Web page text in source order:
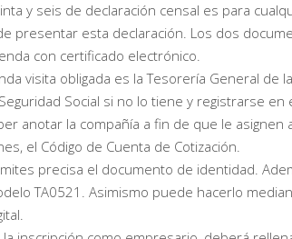
y seis de declaración censal es para
presentar esta declaración. Los dos
con certificado electrónico.
visita obligada es la Tesorería General de
Social si no lo tiene y registrarse
anotar la compañía a fin de que le
el Código de Cuenta de Cotización.
precisa el documento de identidad.
TA0521. Asimismo puede hacerlo